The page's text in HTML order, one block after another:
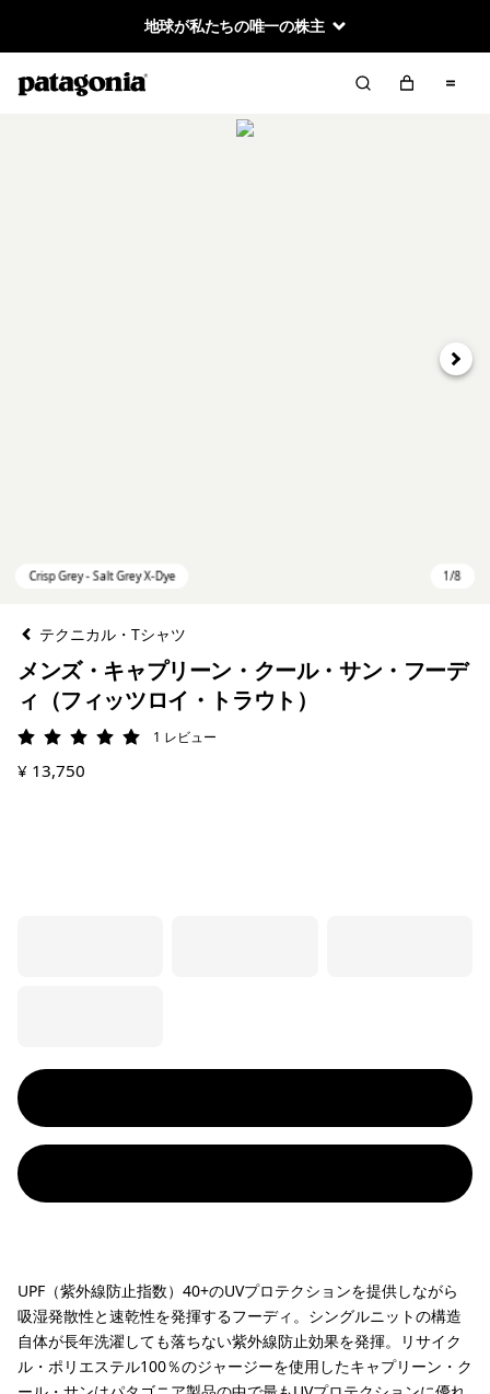
地球が私たちの唯一の株主
次へ
テクニカル・Tシャツ
メンズ・キャプリーン・クール・サン・フーデ
ィ（フィッツロイ・トラウト）
評価: 5 / 5 1 レビュー
¥ 13,750
UPF（紫外線防止指数）40+のUVプロテクションを提供しながら
吸湿発散性と速乾性を発揮するフーディ。シングルニットの構造
自体が長年洗濯しても落ちない紫外線防止効果を発揮。リサイク
ル・ポリエステル100％のジャージーを使用したキャプリーン・ク